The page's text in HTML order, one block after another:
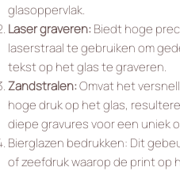
glasoppervlak.
Laser graveren:Biedt hoge
laserstraal te gebruiken om
tekst op het glas te graveren.
Zandstralen:Omvat het
hoge druk op het glas,
diepe gravures voor een uniek
Bierglazen bedrukken: Dit
of zeefdruk waarop de print op